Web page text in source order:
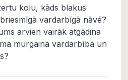
kolu, kāds blakus
vardarbīgā nāvē?
arvien vairāk atgādina
murgaina vardarbība un